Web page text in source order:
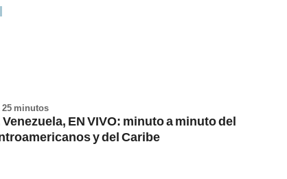
25 minutos
EN VIVO: minuto a minuto del
y del Caribe